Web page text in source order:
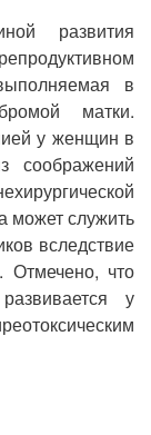
развития
в
матки.
у женщин в
соображений
может служить
вследствие
Отмечено, что
у